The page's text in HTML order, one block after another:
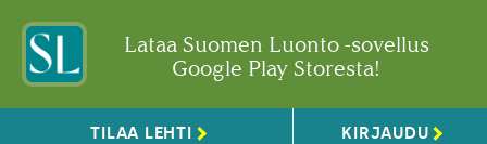
Lataa Suomen Luonto -sovellus
Google Play Storesta!
TILAA LEHTI KIRJAUDU